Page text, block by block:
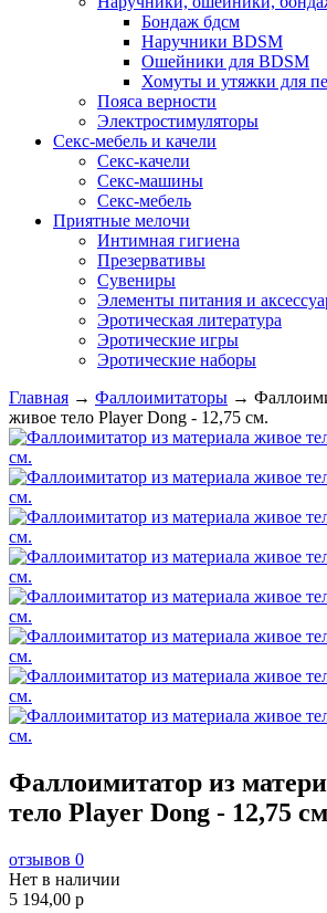
Бондаж бдсм
Наручники BDSM
Ошейники для BDSM
Хомуты и утяжки для
Пояса верности
Электростимуляторы
Секс-мебель и качели
Секс-качели
Секс-машины
Секс-мебель
Приятные мелочи
Интимная гигиена
Презервативы
Сувениры
Элементы питания и
Эротическая литература
Эротические игры
Эротические наборы
Главная → Фаллоимитаторы →
живое тело Player Dong - 12,75 см.
Фаллоимитатор из
тело Player Dong - 12,75
отзывов 0
Нет в наличии
5 194,00 p